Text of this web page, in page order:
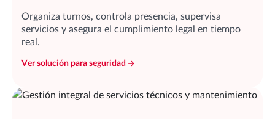
Organiza turnos, controla presencia, supervisa
servicios y asegura el cumplimiento legal en tiempo
real.
Ver solución para seguridad